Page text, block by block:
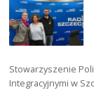
Stowarzyszenie
Integracyjnymi w